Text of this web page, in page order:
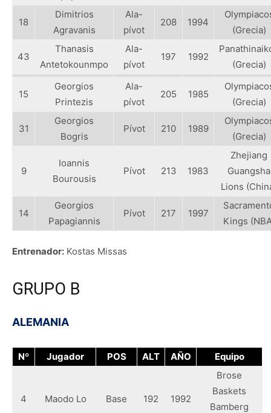
18
Dimitrios
Agravanis
Ala-
pívot
208 1994
(Grecia)
43
Thanasis
Antetokounmpo
Ala-
pívot
197 1992
(Grecia)
15
Georgios
Printezis
Ala-
pívot
205 1985
(Grecia)
31
Georgios
Bogris
Pívot 210 1989
(Grecia)
9
Ioannis
Bourousis
Pívot 213 1983
Zhejiang
Guangsha
Lions
14
Georgios
Papagiannis
Pívot 217 1997
Kings
Entrenador: Kostas Missas
GRUPO B
ALEMANIA
Nº Jugador POS ALT AÑO Equipo
4 Maodo Lo Base 192 1992
Brose
Baskets
Bamberg